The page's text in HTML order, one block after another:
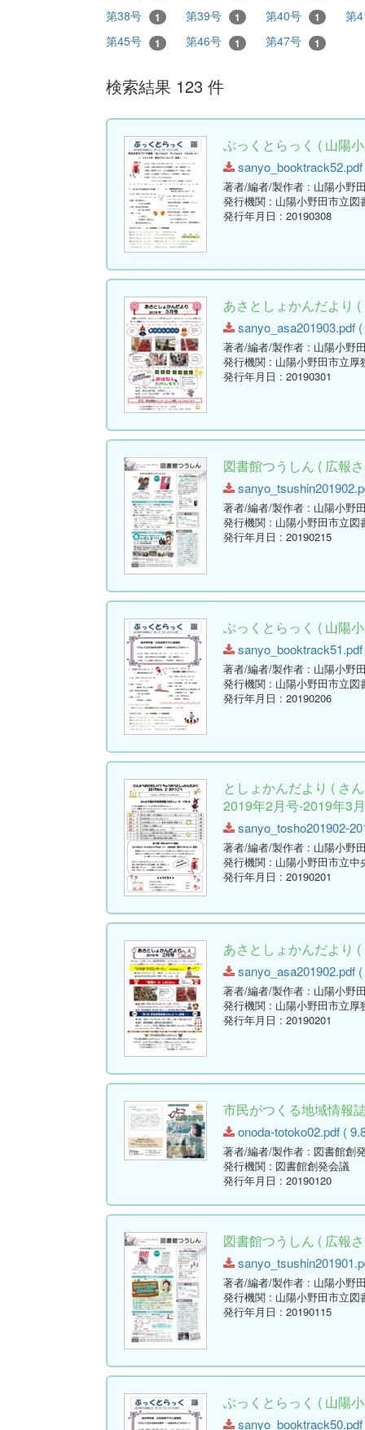
第38号
1 第39号 1 第40号 1
第
第45号
1 第46号 1 第47号 1
検索結果 123 件
ぶっくとらっく ( 山陽
著者/編者/製作者 : 山陽小野
発行機関 : 山陽小野田市立図
発行年月日 : 20190308
あさとしょかんだより
sanyo_asa201903.pdf
著者/編者/製作者 : 山陽小野
発行機関 : 山陽小野田市立厚
発行年月日 : 20190301
図書館つうしん ( 広報
著者/編者/製作者 : 山陽小野
発行機関 : 山陽小野田市立図
発行年月日 : 20190215
ぶっくとらっく ( 山陽
著者/編者/製作者 : 山陽小野
発行機関 : 山陽小野田市立図
発行年月日 : 20190206
としょかんだより ( さ
2019年2月号-2019年3
sanyo_tosho201902-
著者/編者/製作者 : 山陽小野
発行機関 : 山陽小野田市立中
発行年月日 : 20190201
あさとしょかんだより
sanyo_asa201902.pdf
著者/編者/製作者 : 山陽小野
発行機関 : 山陽小野田市立厚
発行年月日 : 20190201
市民がつくる地域情報
onoda-totoko02.pdf (
著者/編者/製作者 : 図書館創
発行機関 : 図書館創発会議
発行年月日 : 20190120
図書館つうしん ( 広報
著者/編者/製作者 : 山陽小野
発行機関 : 山陽小野田市立図
発行年月日 : 20190115
ぶっくとらっく ( 山陽